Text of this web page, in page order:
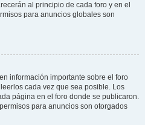
al principio de cada foro y en el
para anuncios globales son
información importante sobre el foro
cada vez que sea posible. Los
página en el foro donde se publicaron.
para anuncios son otorgados